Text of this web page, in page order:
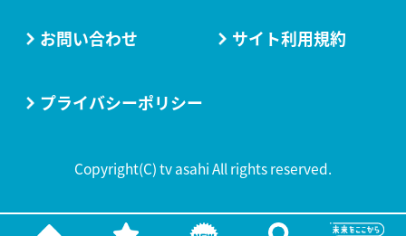
お問い合わせ サイト利用規約
プライバシーポリシー
Copyright(C) tv asahi All rights reserved.